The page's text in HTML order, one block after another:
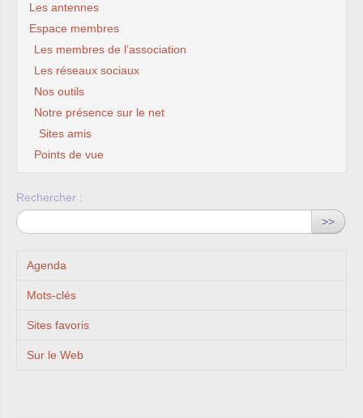
Les antennes
Espace membres
Les membres de l’association
Les réseaux sociaux
Nos outils
Notre présence sur le net
Sites amis
Points de vue
Rechercher :
>>
Agenda
Mots-clés
Sites favoris
Sur le Web